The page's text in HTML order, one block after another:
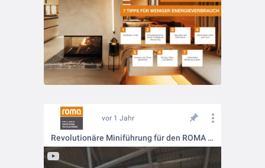
vor 1 Jahr
Revolutionäre Miniführung für den ROMA zipSCREEN.2